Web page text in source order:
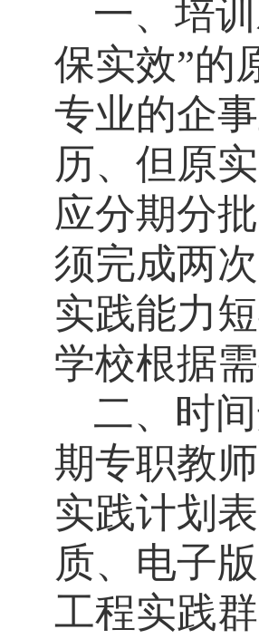
一、培
保实效”的
专业的企
历、但原
应分期分
须完成两
实践能力
学校根据
二、时
期专职教
实践计划
质、电子
工程实践